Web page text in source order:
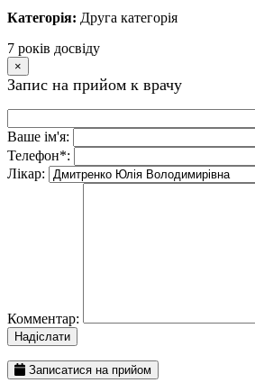
Категорія: Друга категорія
7 рокiв досвiду
×
Запис на прийом к врачу
Ваше iм'я:
Телефон*:
Лiкар:
Комментар:
Записатися на прийом